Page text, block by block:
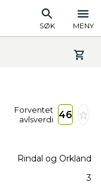
SØK MENY
Forventet
avlsverdi
46
Rindal og Orkland
3